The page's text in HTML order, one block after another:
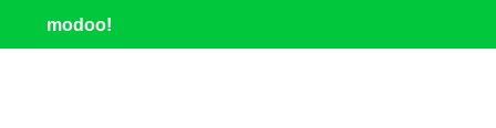
modoo!